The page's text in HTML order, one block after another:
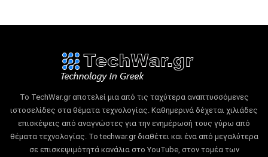
Το TechWar.gr αποτελεί μια από τις ταχύτερα αναπτυσσόμενες
ιστοσελίδες στα θέματα τεχνολογίας. Καθημερινά δέχεται χιλιάδες
επισκέψεις από αναγνώστες για την ενημέρωσή τους γύρω από
θέματα τεχνολογίας. Το techwar.gr διαθέτει και ένα από μεγαλύτερα
σε επισκεψιμότητά κανάλια στο YouTube, στον τομέα των